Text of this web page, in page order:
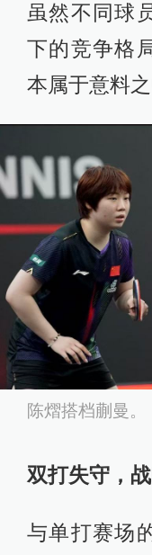
虽然不同球
下的竞争格
本属于意料之
陈熠搭档蒯曼。
双打失守，
与单打赛场